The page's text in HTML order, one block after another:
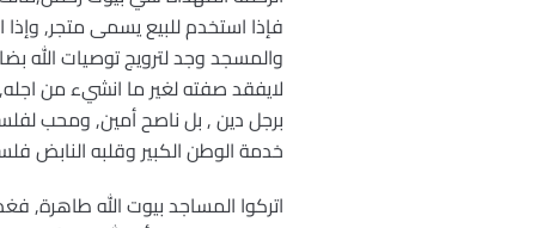
فإذا استخدم للبيع يسمى متجر,
والمسجد وجد لترويج توصيات الله
لايفقد صفته لغير ما انشيء من
برجل دين , بل ناصح أمين, ومحب
خدمة الوطن الكبير وقلبه النابض
اتركوا المساجد بيوت الله طاهرة,